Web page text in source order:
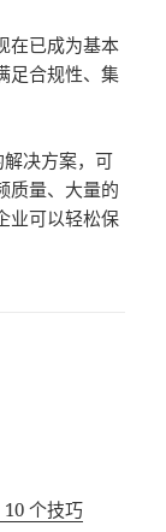
在已成为基本
足合规性、集
决方案，可
质量、大量的
业可以轻松保
个技巧